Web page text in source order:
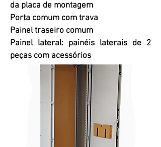
da placa de montagem
Porta comum com trava
Painel traseiro comum
Painel lateral: painéis laterais de 2
peças com acessórios